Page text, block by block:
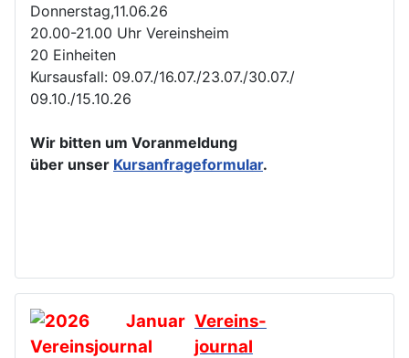
Donnerstag,11.06.26
20.00-21.00 Uhr Vereinsheim
20 Einheiten
Kursausfall: 09.07./16.07./23.07./30.07./
09.10./15.10.26
Wir bitten um Voranmeldung
über unser Kursanfrageformular.
Vereins-
journal